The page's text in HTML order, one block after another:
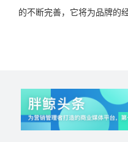
的不断完善，它将为品牌的